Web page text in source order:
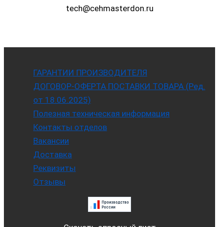
tech@cehmasterdon.ru
ГАРАНТИИ ПРОИЗВОДИТЕЛЯ
ДОГОВОР-ОФЕРТА ПОСТАВКИ ТОВАРА (Ред.
от 18.06.2025)
Полезная техническая информация
Контакты отделов
Вакансии
Доставка
Реквизиты
Отзывы